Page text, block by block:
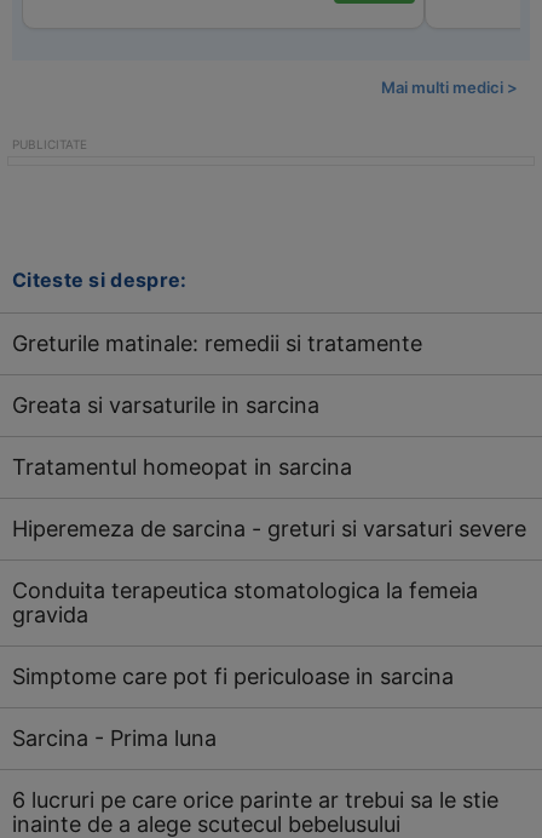
Mai multi medici >
Citeste si despre:
Greturile matinale: remedii si tratamente
Greata si varsaturile in sarcina
Tratamentul homeopat in sarcina
Hiperemeza de sarcina - greturi si varsaturi severe
Conduita terapeutica stomatologica la femeia
gravida
Simptome care pot fi periculoase in sarcina
Sarcina - Prima luna
6 lucruri pe care orice parinte ar trebui sa le stie
inainte de a alege scutecul bebelusului